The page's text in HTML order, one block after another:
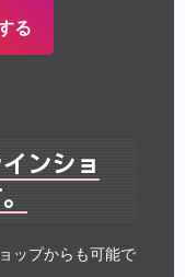
る
ンショ
ップからも可能で